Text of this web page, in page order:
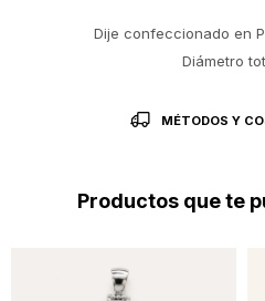
Dije confeccionado en
Diámetro
MÉTODOS Y
Productos que te